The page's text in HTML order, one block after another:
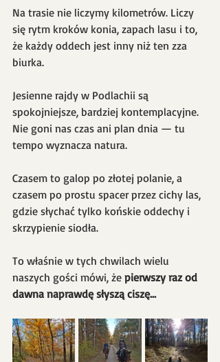
Na trasie nie liczymy kilometrów. Liczy
się rytm kroków konia, zapach lasu i to,
że każdy oddech jest inny niż ten zza
biurka.
Jesienne rajdy w Podlachii są
spokojniejsze, bardziej kontemplacyjne.
Nie goni nas czas ani plan dnia — tu
tempo wyznacza natura.
Czasem to galop po złotej polanie, a
czasem po prostu spacer przez cichy las,
gdzie słychać tylko końskie oddechy i
skrzypienie siodła.
To właśnie w tych chwilach wielu
naszych gości mówi, że pierwszy raz od
dawna naprawdę słyszą ciszę...